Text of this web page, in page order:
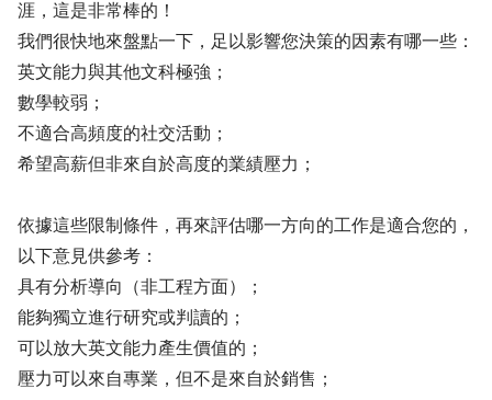
涯，這是非常棒的！
我們很快地來盤點一下，足以影響您決策的因素有哪一些：
英文能力與其他文科極強；
數學較弱；
不適合高頻度的社交活動；
希望高薪但非來自於高度的業績壓力；
依據這些限制條件，再來評估哪一方向的工作是適合您的，
以下意見供參考：
具有分析導向（非工程方面）；
能夠獨立進行研究或判讀的；
可以放大英文能力產生價值的；
壓力可以來自專業，但不是來自於銷售；